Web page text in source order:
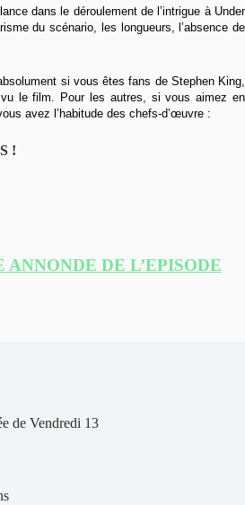
dans le déroulement de l’intrigue à Under
du scénario, les longueurs, l’absence de
si vous êtes fans de Stephen King,
le film. Pour les autres, si vous aimez en
avez l’habitude des chefs-d’œuvre :
!
DE L’EPISODE
de Vendredi 13